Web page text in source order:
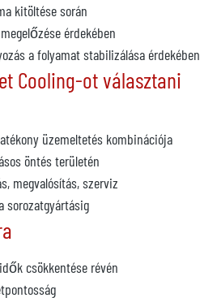
kitöltése során
érdekében
a folyamat stabilizálása érdekében
Cooling-ot választani
üzemeltetés kombinációja
öntés területén
megvalósítás, szerviz
sorozatgyártásig
csökkentése révén